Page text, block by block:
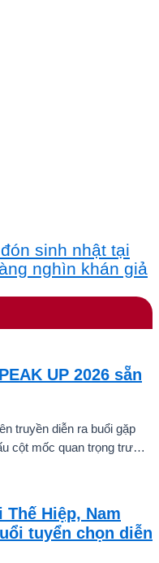
sinh nhật tại
nghìn khán giả
UP 2026 sẵn
truyền diễn ra buổi gặp
cột mốc quan trọng trước
Hiệp, Nam
tuyển chọn diễn